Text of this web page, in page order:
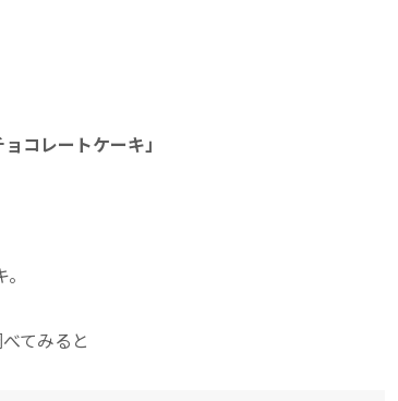
コレートケーキ」
てみると